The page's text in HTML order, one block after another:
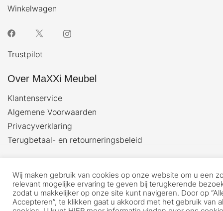
Winkelwagen
Trustpilot
Over MaXXi Meubel
Klantenservice
Algemene Voorwaarden
Privacyverklaring
Terugbetaal- en retourneringsbeleid
powered byBotiga
Wij maken gebruik van cookies op onze website om u een
relevant mogelijke ervaring te geven bij terugkerende
zodat u makkelijker op onze site kunt navigeren. Door op
Accepteren”, te klikken gaat u akkoord met het gebruik van